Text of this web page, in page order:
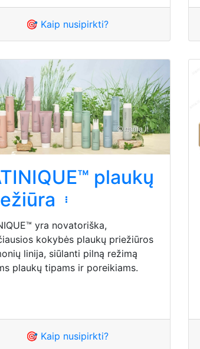
🎯 Kaip nusipirkti?
plaukų
yra novatoriška,
kokybės plaukų priežiūros
linija, siūlanti pilną režimą
plaukų tipams ir poreikiams.
🎯 Kaip nusipirkti?